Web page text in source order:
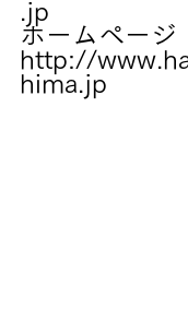
.jp
ホームペー
http://
hima.jp